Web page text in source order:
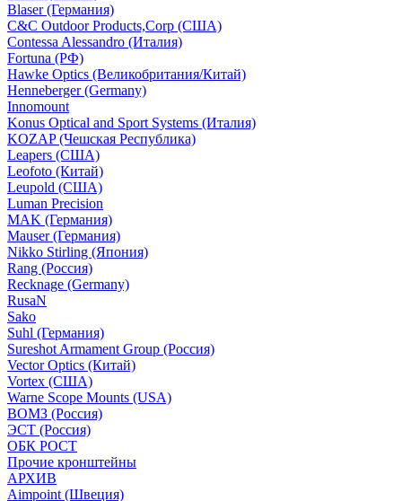
Blaser (Германия)
C&C Outdoor Products,Corp (США)
Contessa Alessandro (Италия)
Fortuna (РФ)
Hawke Optics (Великобритания/Китай)
Henneberger (Germany)
Innomount
Konus Optical and Sport Systems (Италия)
KOZAP (Чешская Республика)
Leapers (США)
Leofoto (Китай)
Leupold (США)
Luman Precision
MAK (Германия)
Mauser (Германия)
Nikko Stirling (Япония)
Rang (Россия)
Recknage (Germany)
RusaN
Sako
Suhl (Германия)
Sureshot Armament Group (Россия)
Vector Optics (Китай)
Vortex (США)
Warne Scope Mounts (USA)
ВОМЗ (Россия)
ЭСТ (Россия)
ОБК РОСТ
Прочие кронштейны
АРХИВ
Aimpoint (Швеция)